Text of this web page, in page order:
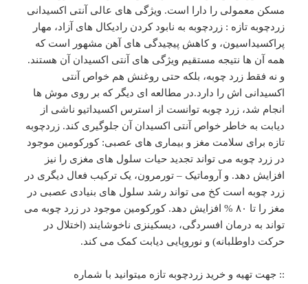
مسکن معمولی را دارا است. ویژگی های عالی آنتی اکسیدانی
زردچوبه تازه : زردچوبه به نابود کردن رادیکال های آزاد، مهار
پراکسیداسیون، و کاهش پیچیدگی های آهن مشهور است که
همه آن ها نتیجه مستقیم ویژگی های آنتی اکسیدان آن هستند.
و نه فقط زرد چوبه، بلکه حتی روغنش هم خواص آنتی
اکسیدانی اش را دارد.در مطالعه ای دیگر که بر روی موش ها
انجام شد، زرد چوبه توانست از استرس اکسیداتیو ناشی از
دیابت به خاطر خواص آنتی اکسیدان آن جلوگیری کند. زردچوبه
تازه برای سلامت مغز و بیماری های عصبی: کورکومین موجود
در زرد چوبه می تواند تجدید حیات سلول های مغزی را نیز
افزایش دهد. و آروماتیک – تورمرون، یک ترکیب فعال دیگری در
زرد چوبه است کخ می تواند رشد سلول های بنیادی عصبی در
مغز را تا ۸۰ % افزایش دهد. کورکومین موجود در زرد چوبه می
تواند به درمان افسردگی، دیسکینزی ناخوشایند (اختلال در
حرکت داوطلبانه) و نوروپایی دیابت کمک می کند.
:: جهت تهیه و خرید زردچوبه تازه میتوانید با شماره